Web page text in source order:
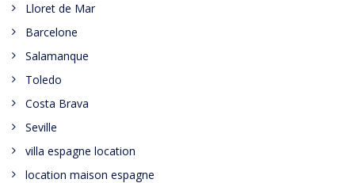
Lloret de Mar
Barcelone
Salamanque
Toledo
Costa Brava
Seville
villa espagne location
location maison espagne